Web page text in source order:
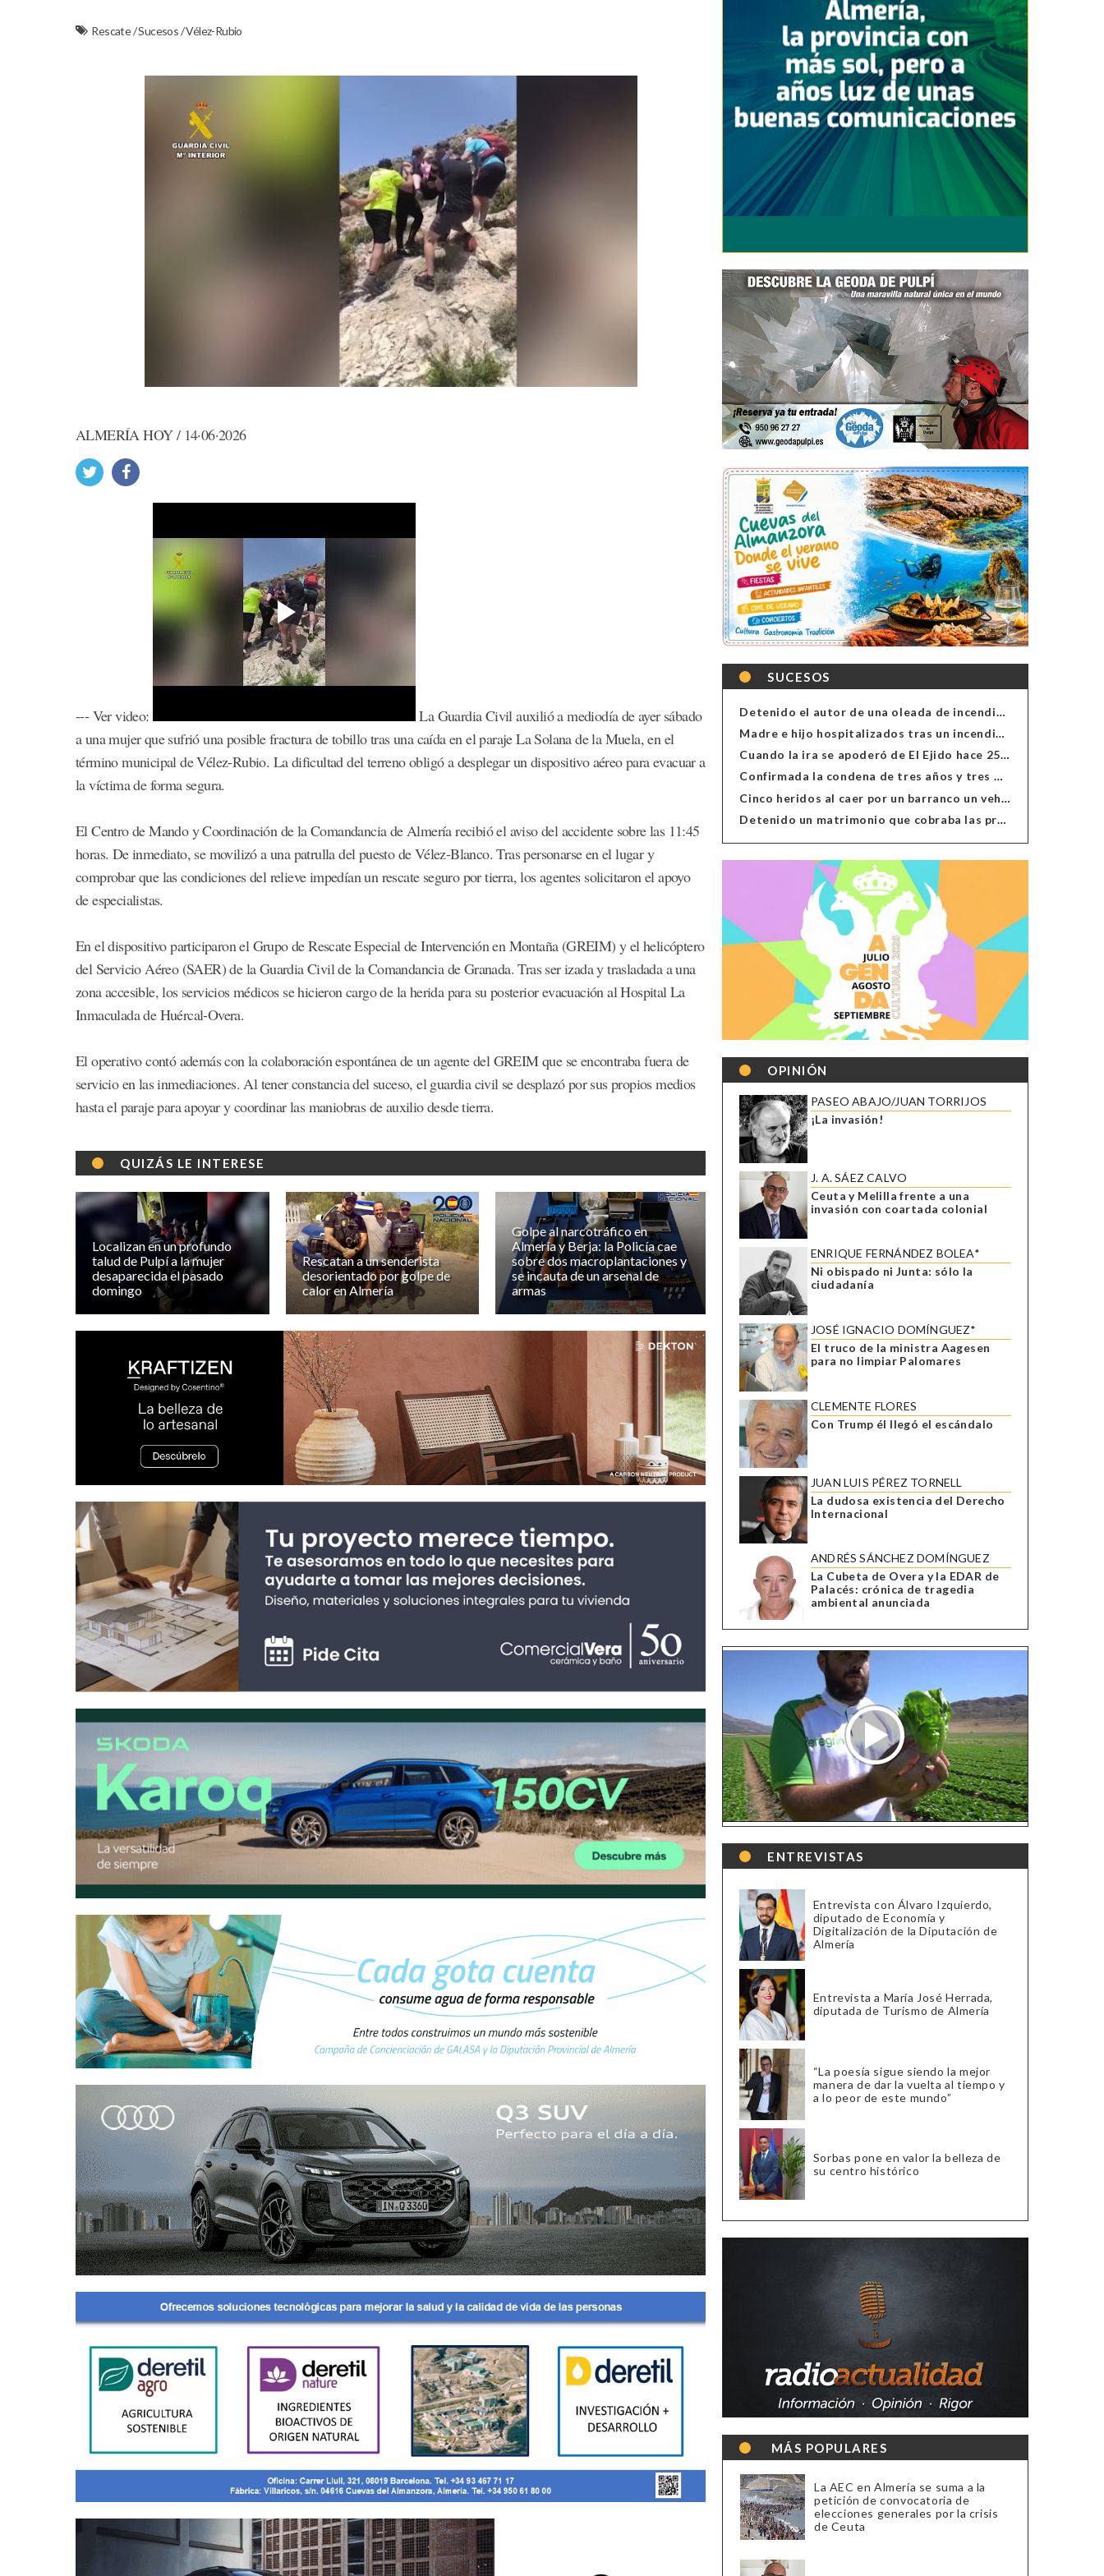
Rescate/Sucesos/Vélez-Rubio
ALMERÍA HOY / 14·06·2026
--- Ver video:
La Guardia Civil auxilió a mediodía de ayer sábado
a una mujer que sufrió una posible fractura de tobillo tras una caída en el paraje La Solana de la Muela, en el
término municipal de Vélez-Rubio. La dificultad del terreno obligó a desplegar un dispositivo aéreo para evacuar a
la víctima de forma segura.
El Centro de Mando y Coordinación de la Comandancia de Almería recibió el aviso del accidente sobre las 11:45
horas. De inmediato, se movilizó a una patrulla del puesto de Vélez-Blanco. Tras personarse en el lugar y
comprobar que las condiciones del relieve impedían un rescate seguro por tierra, los agentes solicitaron el apoyo
de especialistas.
En el dispositivo participaron el Grupo de Rescate Especial de Intervención en Montaña (GREIM) y el helicóptero
del Servicio Aéreo (SAER) de la Guardia Civil de la Comandancia de Granada. Tras ser izada y trasladada a una
zona accesible, los servicios médicos se hicieron cargo de la herida para su posterior evacuación al Hospital La
Inmaculada de Huércal-Overa.
El operativo contó además con la colaboración espontánea de un agente del GREIM que se encontraba fuera de
servicio en las inmediaciones. Al tener constancia del suceso, el guardia civil se desplazó por sus propios medios
hasta el paraje para apoyar y coordinar las maniobras de auxilio desde tierra.
QUIZÁS LE INTERESE
Localizan en un profundo
talud de Pulpí a la mujer
desaparecida el pasado
domingo
Rescatan a un senderista
desorientado por golpe de
calor en Almería
Golpe al narcotráfico en
Almería y Berja: la Policía cae
sobre dos macroplantaciones y
se incauta de un arsenal de
armas
SUCESOS
Detenido el autor de una oleada de incendios de contenedores en Almería
Madre e hijo hospitalizados tras un incendio en la cocina de una vivienda en Almería
Cuando la ira se apoderó de El Ejido hace 25 años
Confirmada la condena de tres años y tres meses al hombre de Antas acusado de xenofobia
Cinco heridos al caer por un barranco un vehículo en Alcolea
Detenido un matrimonio que cobraba las prestaciones de ilegales en Almería, Granada, Málaga, Huelva y Murcia
OPINIÓN
PASEO ABAJO/JUAN TORRIJOS
¡La invasión!
J. A. SÁEZ CALVO
Ceuta y Melilla frente a una
invasión con coartada colonial
ENRIQUE FERNÁNDEZ BOLEA*
Ni obispado ni Junta: sólo la
ciudadanía
JOSÉ IGNACIO DOMÍNGUEZ*
El truco de la ministra Aagesen
para no limpiar Palomares
CLEMENTE FLORES
Con Trump él llegó el escándalo
JUAN LUIS PÉREZ TORNELL
La dudosa existencia del Derecho
Internacional
ANDRÉS SÁNCHEZ DOMÍNGUEZ
La Cubeta de Overa y la EDAR de
Palacés: crónica de tragedia
ambiental anunciada
ENTREVISTAS
Entrevista con Álvaro Izquierdo,
diputado de Economía y
Digitalización de la Diputación de
Almería
Entrevista a María José Herrada,
diputada de Turismo de Almería
“La poesía sigue siendo la mejor
manera de dar la vuelta al tiempo y
a lo peor de este mundo”
Sorbas pone en valor la belleza de
su centro histórico
MÁS POPULARES
La AEC en Almería se suma a la
petición de convocatoria de
elecciones generales por la crisis
de Ceuta